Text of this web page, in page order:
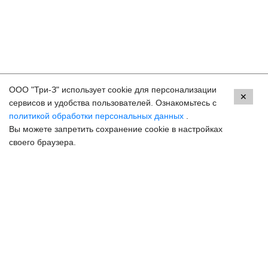
Задать вопрос
Контакты
Пермь, ул. Екатерининская, 105
8 (800) 250-33-30
ООО "Три-З" использует cookie для персонализации
сервисов и удобства пользователей. Ознакомьтесь с
политикой обработки персональных данных
Вы можете запретить сохранение cookie в настройках
своего браузера.
✕